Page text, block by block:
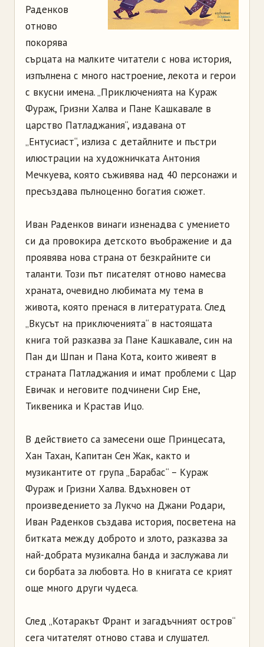
Раденков
отново
покорява
сърцата на малките читатели с нова история,
изпълнена с много настроение, лекота и герои
с вкусни имена. „Приключенията на Кураж
Фураж, Гризни Халва и Пане Кашкавале в
царство Патладжания“, издавана от
„Ентусиаст“, излиза с детайлните и пъстри
илюстрации на художничката Антония
Мечкуева, която съживява над 40 персонажи и
пресъздава пълноценно богатия сюжет.
Иван Раденков винаги изненадва с умението
си да провокира детското въображение и да
проявява нова страна от безкрайните си
таланти. Този път писателят отново намесва
храната, очевидно любимата му тема в
живота, която пренася в литературата. След
„Вкусът на приключенията“ в настоящата
книга той разказва за Пане Кашкавале, син на
Пан ди Шпан и Пана Кота, които живеят в
страната Патладжания и имат проблеми с Цар
Евичак и неговите подчинени Сир Ене,
Тиквеника и Крастав Ицо.
В действието са замесени още Принцесата,
Хан Тахан, Капитан Сен Жак, както и
музикантите от група „Барабас“ – Кураж
Фураж и Гризни Халва. Вдъхновен от
произведението за Лукчо на Джани Родари,
Иван Раденков създава история, посветена на
битката между доброто и злото, разказва за
най-добрата музикална банда и заслужава ли
си борбата за любовта. Но в книгата се крият
още много други чудеса.
След „Котаракът Франт и загадъчният остров“
сега читателят отново става и слушател.